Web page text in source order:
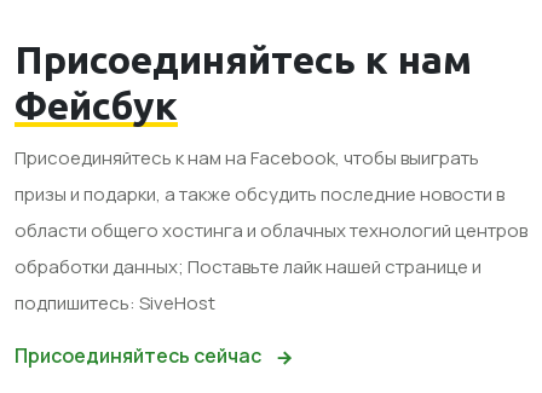
Присоединяйтесь к нам
Фейсбук
Присоединяйтесь к нам на Facebook, чтобы выиграть
призы и подарки, а также обсудить последние новости в
области общего хостинга и облачных технологий центров
обработки данных; Поставьте лайк нашей странице и
подпишитесь: SiveHost
Присоединяйтесь сейчас